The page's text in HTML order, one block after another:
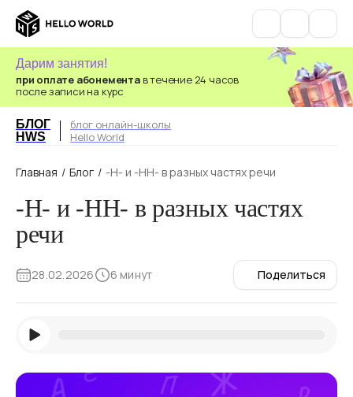
при оплате абонементав течение 24 часов
после записи на курс
Дарим занятия!
БЛОГ
HWS
блог онлайн-школы
Hello World
Главная / Блог / -Н- и -НН- в разных частях речи
-Н- и -НН- в разных частях
речи
28.02.2026 6 минут Поделиться